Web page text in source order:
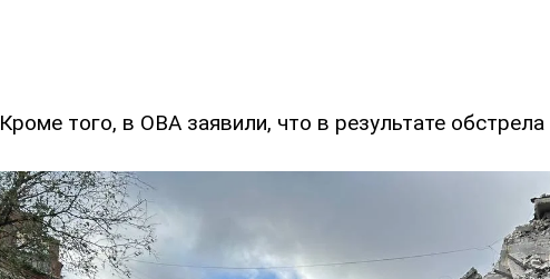
Кроме того, в ОВА заявили, что в результате